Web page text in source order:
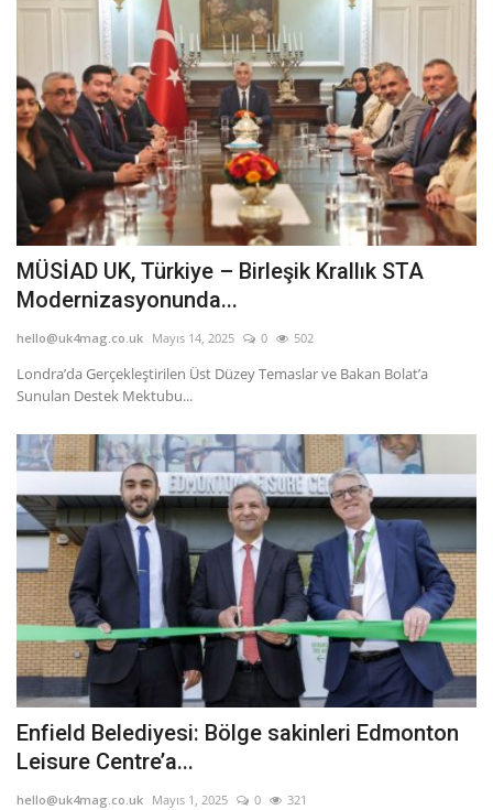
MÜSİAD UK, Türkiye – Birleşik Krallık STA
Modernizasyonunda...
hello@uk4mag.co.uk Mayıs 14, 2025 0 502
Londra’da Gerçekleştirilen Üst Düzey Temaslar ve Bakan Bolat’a
Sunulan Destek Mektubu...
Enfield Belediyesi: Bölge sakinleri Edmonton
Leisure Centre’a...
hello@uk4mag.co.uk Mayıs 1, 2025 0 321